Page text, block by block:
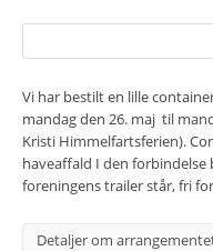
Vi har bestilt en lille
mandag den 26. maj til
Kristi Himmelfartsferien).
haveaffald I den
foreningens trailer står, fri
Detaljer om